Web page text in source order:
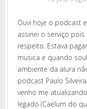
Ouvi hoje o podcast
assinei o serviço
respeito. Estava
musica e quando
ambiente da alura
podcast Paulo
venho me
legado (Caelum do